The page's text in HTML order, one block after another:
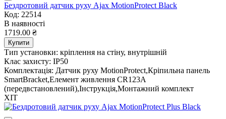
Бездротовий датчик руху Ajax MotionProtect Black
Код: 22514
В наявності
1719.00 ₴
Купити
Тип установки: кріплення на стіну, внутрішній
Клас захисту: IP50
Комплектація: Датчик руху MotionProtect,Кріпильна панель
SmartBracket,Елемент живлення CR123A
(передвстановлений),Інструкція,Монтажний комплект
ХІТ